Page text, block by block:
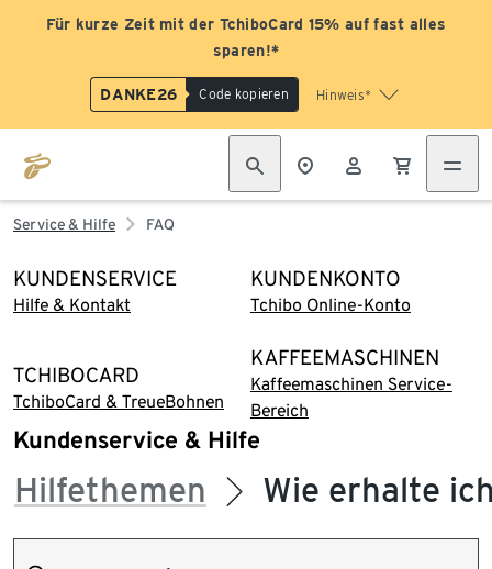
Für kurze Zeit mit der TchiboCard 15% auf fast alles
sparen!*
DANKE26 Code kopieren Hinweis*
Service & Hilfe FAQ
KUNDENSERVICE
Hilfe & Kontakt
KUNDENKONTO
Tchibo Online-Konto
TCHIBOCARD
TchiboCard & TreueBohnen
KAFFEEMASCHINEN
Kaffeemaschinen Service-
Bereich
Kundenservice & Hilfe
Hilfethemen Wie erhalte